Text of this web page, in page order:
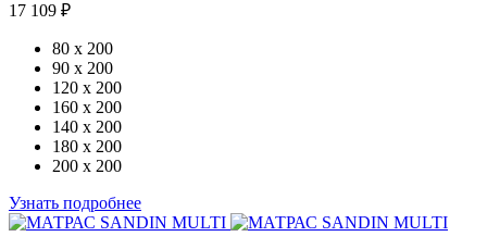
17 109 ₽
80 x 200
90 x 200
120 x 200
160 x 200
140 x 200
180 x 200
200 x 200
Узнать подробнее